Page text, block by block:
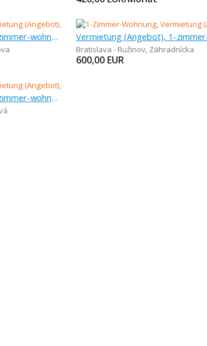
Vermietung (Angebot), 1-zimmer-wohnung, 35 m
Bratislava - Ružinov, Záhradnícka
600,00 EUR
Vermietung (Angebot), 1-zimmer-wohnung, 43 m